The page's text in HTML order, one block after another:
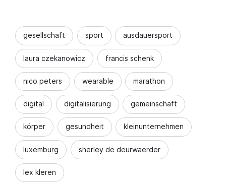
gesellschaft sport ausdauersport
laura czekanowicz francis schenk
nico peters wearable marathon
digital digitalisierung gemeinschaft
körper gesundheit kleinunternehmen
luxemburg sherley de deurwaerder
lex kleren